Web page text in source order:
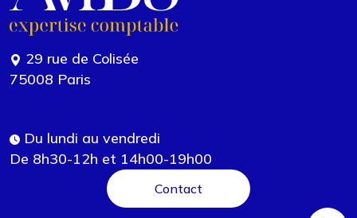
29 rue de Colisée
75008 Paris
Du lundi au vendredi
De 8h30-12h et 14h00-19h00
Contact